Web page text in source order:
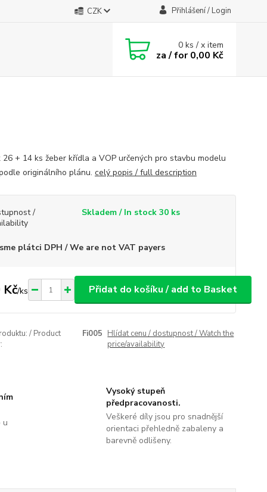
CZK Přihlášení / Login
0ks / x item
za / for0,00 Kč
26 + 14 ks žeber křídla a VOP určených pro stavbu modelu
originálního plánu. celý popis / full description
/
Skladem / In stock 30 ks
plátci DPH / We are not VAT payers
Kč/ks Přidat do košíku / add to Basket
/ Product
Fi005 Hlídat cenu / dostupnost / Watch the
price/availability
u
Vysoký stupeň
předpracovanosti.
Veškeré díly jsou pro snadnější
orientaci přehledně zabaleny a
barevně odlišeny.